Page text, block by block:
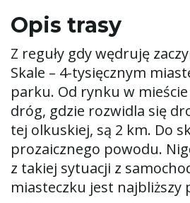
Opis trasy
Z reguły gdy wędruję
Skale – 4-tysięcznym
parku. Od rynku w
dróg, gdzie rozwidla się
tej olkuskiej, są 2 km. Do
prozaicznego powodu.
z takiej sytuacji z
miasteczku jest najbliższy